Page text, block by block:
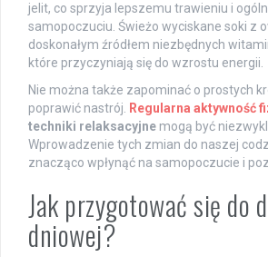
jelit, co sprzyja lepszemu trawieniu i
samopoczuciu. Świeżo wyciskane soki z
doskonałym źródłem niezbędnych
które przyczyniają się do wzrostu energii.
Nie można także zapominać o prostych
poprawić nastrój.
Regularna aktywność
techniki relaksacyjne mogą być
Wprowadzenie tych zmian do naszej
znacząco wpłynąć na samopoczucie i
Jak przygotować się do
dniowej?